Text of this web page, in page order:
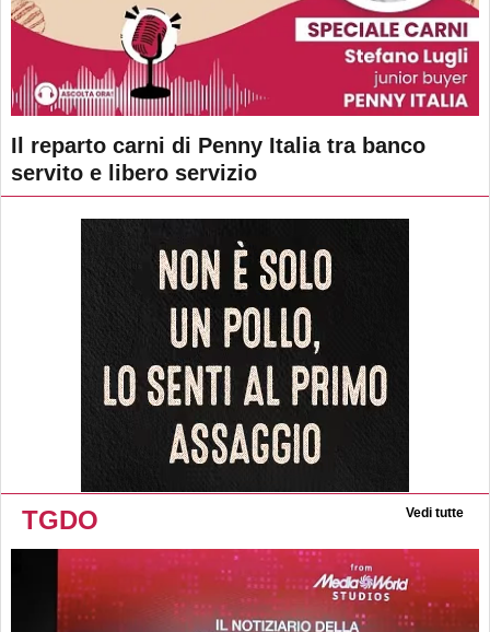
Il reparto carni di Penny Italia tra banco
servito e libero servizio
TGDO Vedi tutte